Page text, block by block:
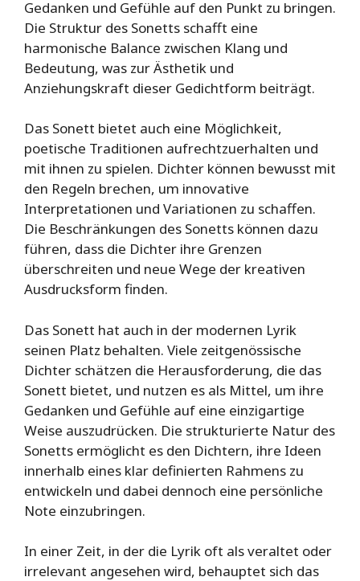
Gedanken und Gefühle auf den Punkt zu bringen.
Die Struktur des Sonetts schafft eine
harmonische Balance zwischen Klang und
Bedeutung, was zur Ästhetik und
Anziehungskraft dieser Gedichtform beiträgt.
Das Sonett bietet auch eine Möglichkeit,
poetische Traditionen aufrechtzuerhalten und
mit ihnen zu spielen. Dichter können bewusst mit
den Regeln brechen, um innovative
Interpretationen und Variationen zu schaffen.
Die Beschränkungen des Sonetts können dazu
führen, dass die Dichter ihre Grenzen
überschreiten und neue Wege der kreativen
Ausdrucksform finden.
Das Sonett hat auch in der modernen Lyrik
seinen Platz behalten. Viele zeitgenössische
Dichter schätzen die Herausforderung, die das
Sonett bietet, und nutzen es als Mittel, um ihre
Gedanken und Gefühle auf eine einzigartige
Weise auszudrücken. Die strukturierte Natur des
Sonetts ermöglicht es den Dichtern, ihre Ideen
innerhalb eines klar definierten Rahmens zu
entwickeln und dabei dennoch eine persönliche
Note einzubringen.
In einer Zeit, in der die Lyrik oft als veraltet oder
irrelevant angesehen wird, behauptet sich das